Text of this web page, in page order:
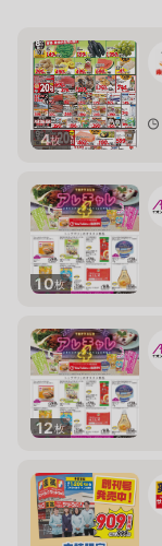
4枚
10枚
12枚